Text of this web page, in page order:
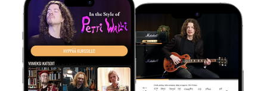
Kokeile Ilmaiseksi